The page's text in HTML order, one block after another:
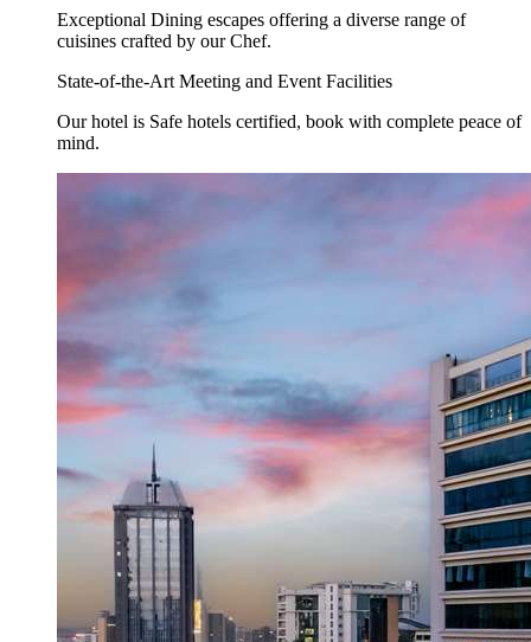
Exceptional Dining escapes offering a diverse range of
cuisines crafted by our Chef.
State-of-the-Art Meeting and Event Facilities
Our hotel is Safe hotels certified, book with complete peace of
mind.